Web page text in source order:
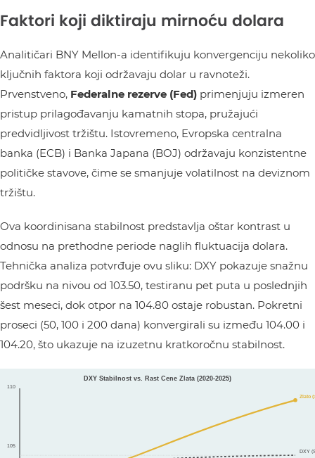
Faktori koji diktiraju mirnoću dolara
Analitičari BNY Mellon-a identifikuju konvergenciju nekoliko
ključnih faktora koji održavaju dolar u ravnoteži.
Prvenstveno, Federalne rezerve (Fed) primenjuju izmeren
pristup prilagođavanju kamatnih stopa, pružajući
predvidljivost tržištu. Istovremeno, Evropska centralna
banka (ECB) i Banka Japana (BOJ) održavaju konzistentne
političke stavove, čime se smanjuje volatilnost na deviznom
tržištu.
Ova koordinisana stabilnost predstavlja oštar kontrast u
odnosu na prethodne periode naglih fluktuacija dolara.
Tehnička analiza potvrđuje ovu sliku: DXY pokazuje snažnu
podršku na nivou od 103.50, testiranu pet puta u poslednjih
šest meseci, dok otpor na 104.80 ostaje robustan. Pokretni
proseci (50, 100 i 200 dana) konvergirali su između 104.00 i
104.20, što ukazuje na izuzetnu kratkoročnu stabilnost.